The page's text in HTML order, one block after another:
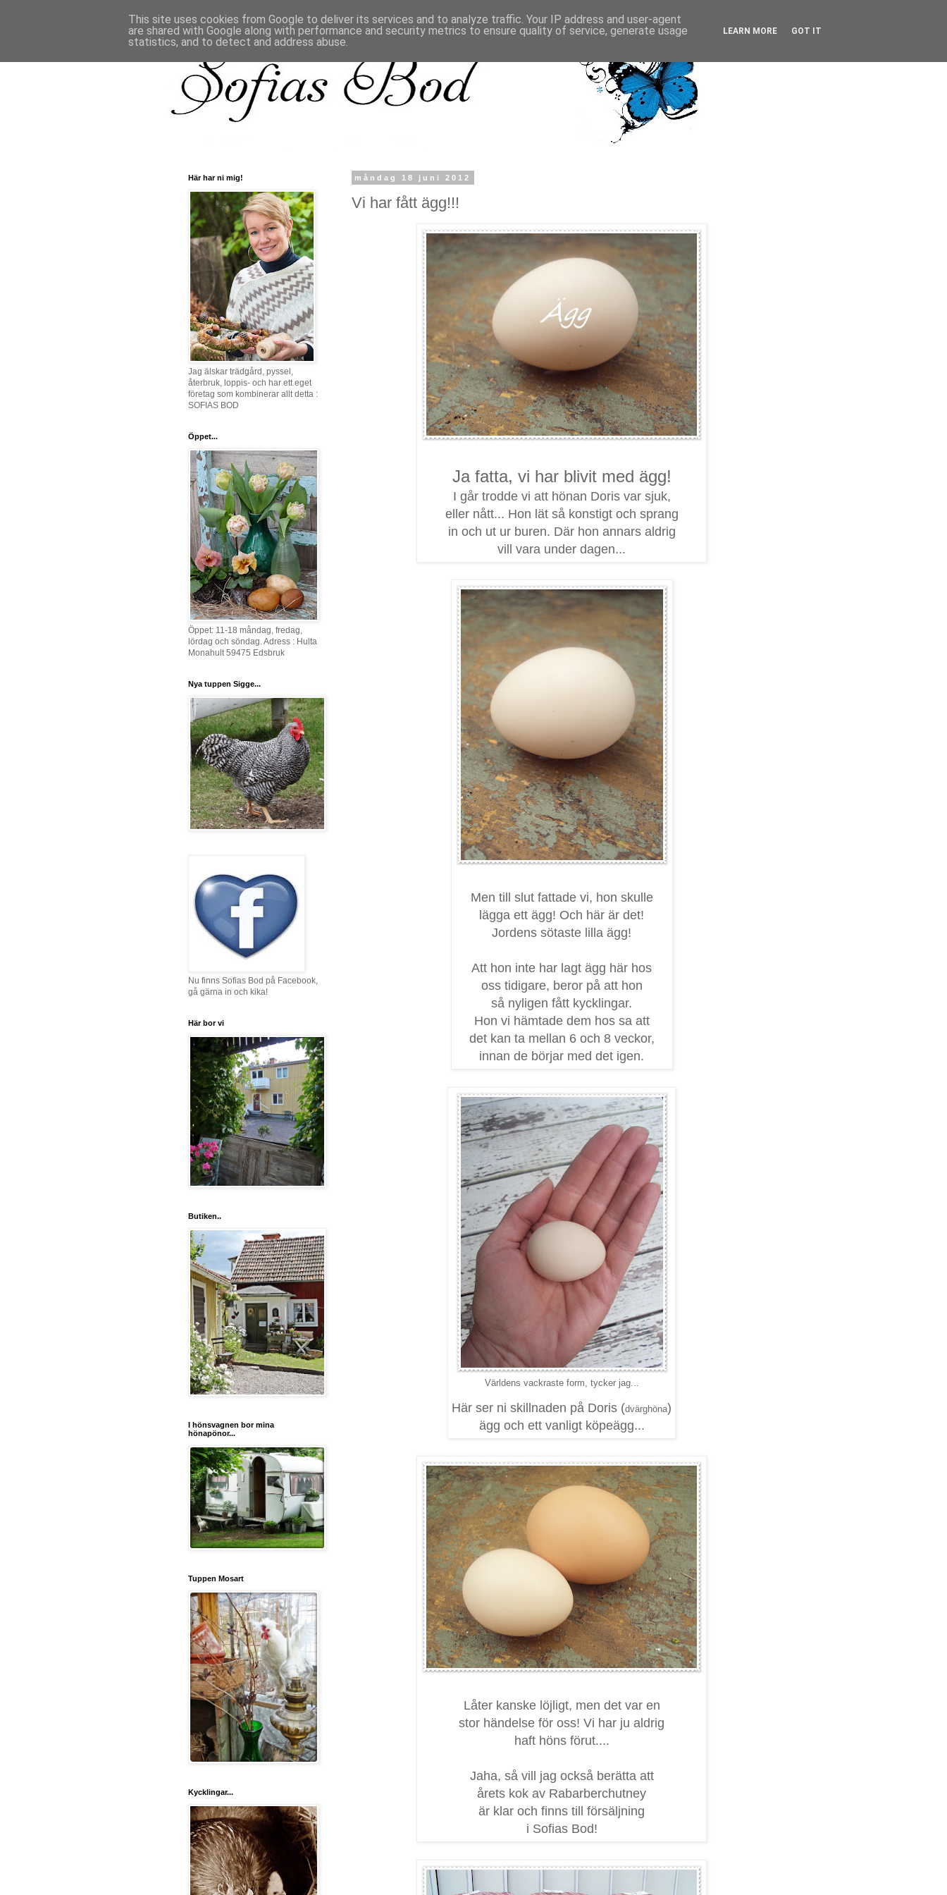
måndag 18 juni 2012
Vi har fått ägg!!!
Ja fatta, vi har blivit med ägg!
I går trodde vi att hönan Doris var sjuk,
eller nått... Hon lät så konstigt och sprang
in och ut ur buren. Där hon annars aldrig
vill vara under dagen...
Men till slut fattade vi, hon skulle
lägga ett ägg! Och här är det!
Jordens sötaste lilla ägg!
Att hon inte har lagt ägg här hos
oss tidigare, beror på att hon
så nyligen fått kycklingar.
Hon vi hämtade dem hos sa att
det kan ta mellan 6 och 8 veckor,
innan de börjar med det igen.
Världens vackraste form, tycker jag...
Här ser ni skillnaden på Doris (dvärghöna)
ägg och ett vanligt köpeägg...
Låter kanske löjligt, men det var en
stor händelse för oss! Vi har ju aldrig
haft höns förut....
Jaha, så vill jag också berätta att
årets kok av Rabarberchutney
är klar och finns till försäljning
i Sofias Bod!
Här har ni mig!
Jag älskar trädgård, pyssel,
återbruk, loppis- och har ett eget
företag som kombinerar allt detta :
SOFIAS BOD
Öppet...
Öppet: 11-18 måndag, fredag,
lördag och söndag. Adress : Hulta
Monahult 59475 Edsbruk
Nya tuppen Sigge...
Nu finns Sofias Bod på Facebook,
gå gärna in och kika!
Här bor vi
Butiken..
I hönsvagnen bor mina
hönapönor...
Tuppen Mosart
Kycklingar...
This site uses cookies from Google to deliver its services and to analyze traffic. Your IP address and user-agent
are shared with Google along with performance and security metrics to ensure quality of service, generate usage
statistics, and to detect and address abuse.
LEARN MORE GOT IT